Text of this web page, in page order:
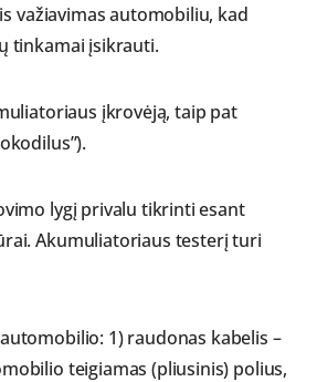
važiavimas automobiliu, kad
tinkamai įsikrauti.
įkrovėją, taip pat
lygį privalu tikrinti esant
Akumuliatoriaus testerį turi
1) raudonas kabelis –
teigiamas (pliusinis) polius,